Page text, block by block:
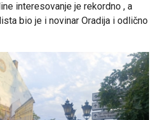
interesovanje je rekordno , a
bio je i novinar Oradija i odlično